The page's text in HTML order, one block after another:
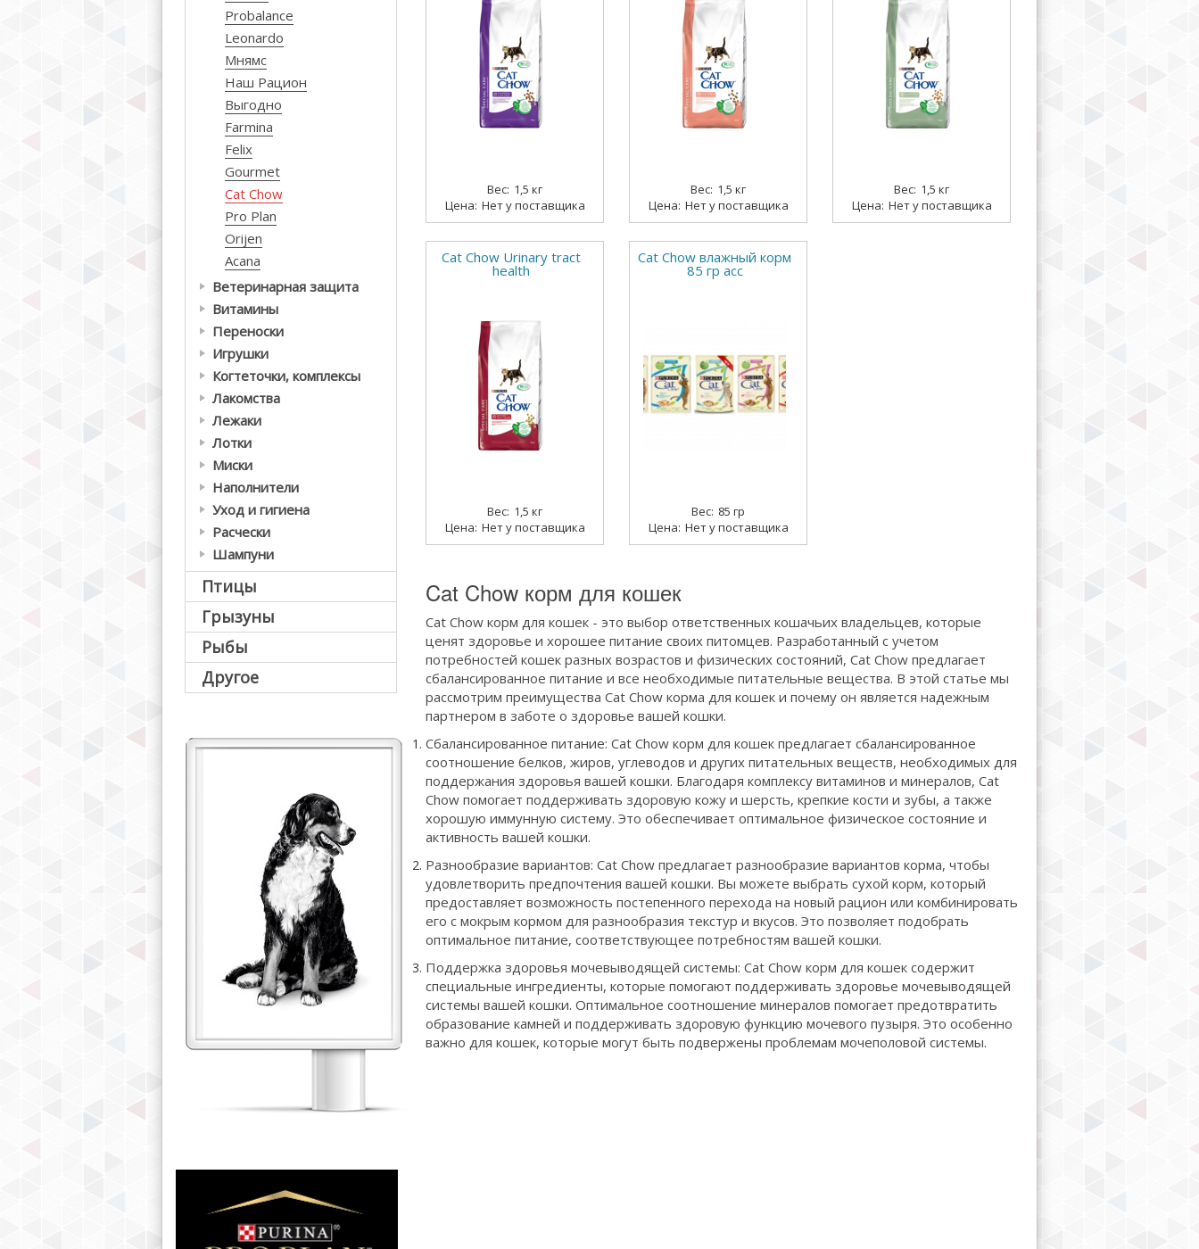
Probalance
Leonardo
Мнямс
Наш Рацион
Выгодно
Farmina
Felix
Gourmet
Cat Chow
Pro Plan
Orijen
Acana
Ветеринарная защита
Витамины
Переноски
Игрушки
Когтеточки, комплексы
Лакомства
Лежаки
Лотки
Миски
Наполнители
Уход и гигиена
Расчески
Шампуни
Птицы
Грызуны
Рыбы
Другое
1,5 кг
Нет у поставщика
1,5 кг
Нет у поставщика
1,5 кг
Нет у поставщика
Cat Chow Urinary tract
health
1,5 кг
Нет у поставщика
Cat Chow влажный корм
85 гр асс
85 гр
Нет у поставщика
Cat Chow корм для кошек
Cat Chow корм для кошек - это выбор ответственных кошачьих владельцев, которые
ценят здоровье и хорошее питание своих питомцев. Разработанный с учетом
потребностей кошек разных возрастов и физических состояний, Cat Chow предлагает
сбалансированное питание и все необходимые питательные вещества. В этой статье мы
рассмотрим преимущества Cat Chow корма для кошек и почему он является надежным
партнером в заботе о здоровье вашей кошки.
Сбалансированное питание: Cat Chow корм для кошек предлагает сбалансированное
соотношение белков, жиров, углеводов и других питательных веществ, необходимых для
поддержания здоровья вашей кошки. Благодаря комплексу витаминов и минералов, Cat
Chow помогает поддерживать здоровую кожу и шерсть, крепкие кости и зубы, а также
хорошую иммунную систему. Это обеспечивает оптимальное физическое состояние и
активность вашей кошки.
Разнообразие вариантов: Cat Chow предлагает разнообразие вариантов корма, чтобы
удовлетворить предпочтения вашей кошки. Вы можете выбрать сухой корм, который
предоставляет возможность постепенного перехода на новый рацион или комбинировать
его с мокрым кормом для разнообразия текстур и вкусов. Это позволяет подобрать
оптимальное питание, соответствующее потребностям вашей кошки.
Поддержка здоровья мочевыводящей системы: Cat Chow корм для кошек содержит
специальные ингредиенты, которые помогают поддерживать здоровье мочевыводящей
системы вашей кошки. Оптимальное соотношение минералов помогает предотвратить
образование камней и поддерживать здоровую функцию мочевого пузыря. Это особенно
важно для кошек, которые могут быть подвержены проблемам мочеполовой системы.